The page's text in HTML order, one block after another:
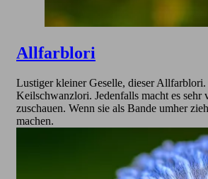
Allfarblori
Lustiger kleiner Geselle, dieser
Keilschwanzlori. Jedenfalls macht es sehr
zuschauen. Wenn sie als Bande umher
machen.